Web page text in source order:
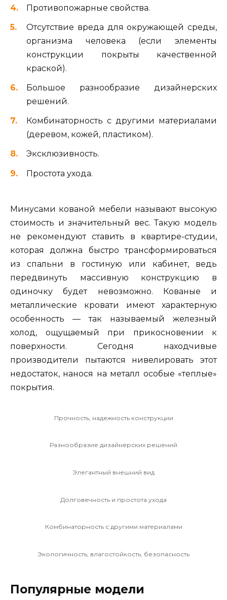
Противопожарные свойства.
Отсутствие вреда для окружающей среды,
организма человека (если элементы
конструкции покрыты качественной
краской).
Большое разнообразие дизайнерских
решений.
Комбинаторность с другими материалами
(деревом, кожей, пластиком).
Эксклюзивность.
Простота ухода.
Минусами кованой мебели называют высокую
стоимость и значительный вес. Такую модель
не рекомендуют ставить в квартире-студии,
которая должна быстро трансформироваться
из спальни в гостиную или кабинет, ведь
передвинуть массивную конструкцию в
одиночку будет невозможно. Кованые и
металлические кровати имеют характерную
особенность — так называемый железный
холод, ощущаемый при прикосновении к
поверхности. Сегодня находчивые
производители пытаются нивелировать этот
недостаток, нанося на металл особые «теплые»
покрытия.
Прочность, надежность конструкции
Разнообразие дизайнерских решений
Элегантный внешний вид
Долговечность и простота ухода
Комбинаторность с другими материалами
Экологичность, влагостойкость, безопасность
Популярные модели